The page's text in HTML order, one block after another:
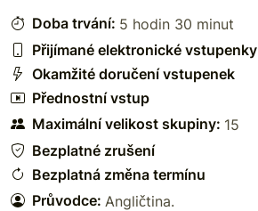
Doba trvání: 5 hodin 30 minut
Přijímané elektronické vstupenky
Okamžité doručení vstupenek
Přednostní vstup
Maximální velikost skupiny: 15
Bezplatné zrušení
Bezplatná změna termínu
Průvodce: Angličtina.